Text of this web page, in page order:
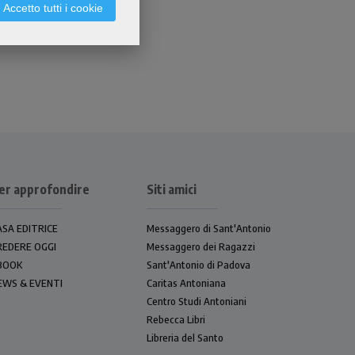
Accetto tutti i cookie
approfondire
EDITRICE
OGGI
& EVENTI
Siti amici
Messaggero di Sant'Antonio
Messaggero dei Ragazzi
Sant'Antonio di Padova
Caritas Antoniana
Centro Studi Antoniani
Rebecca Libri
Libreria del Santo